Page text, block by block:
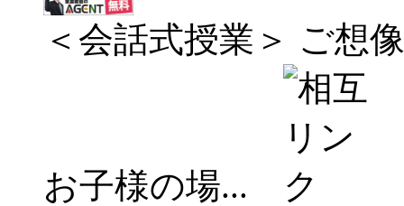
＜会話式授業＞ ご想
お子様の場...